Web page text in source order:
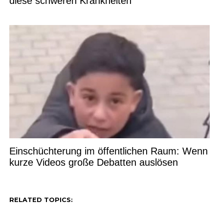
Einschüchterung im öffentlichen Raum: Wenn
kurze Videos große Debatten auslösen
RELATED TOPICS: